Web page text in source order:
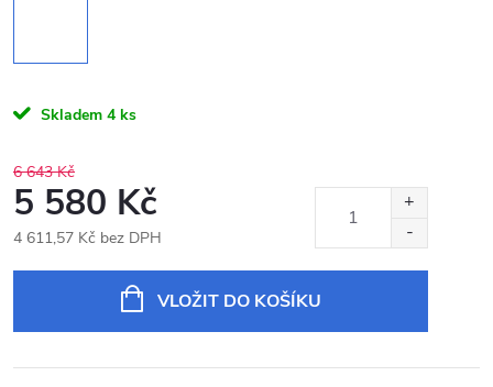
Skladem 4 ks
6 643 Kč
5 580 Kč
4 611,57 Kč bez DPH
VLOŽIT DO KOŠÍKU